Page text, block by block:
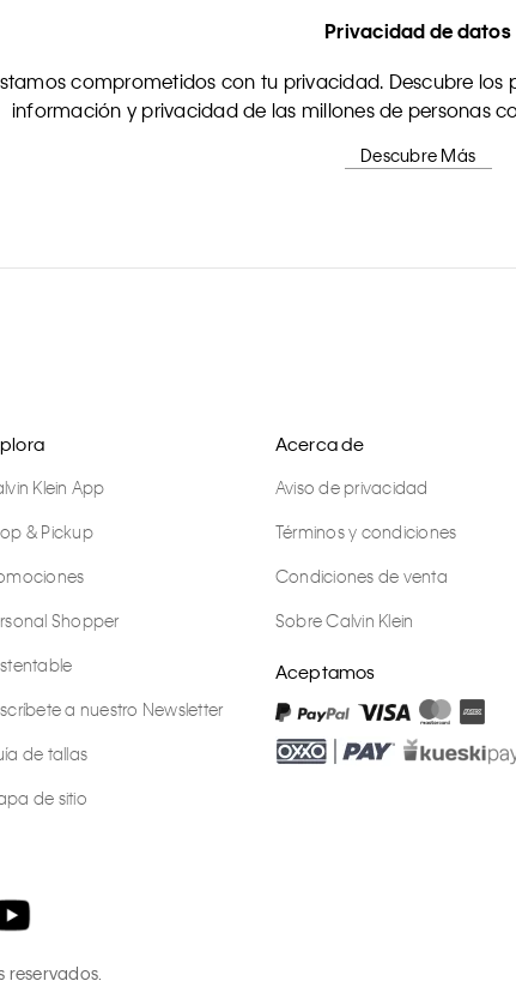
Privacidad de datos
comprometidos con tu privacidad. Descubre
información y privacidad de las millones de personas
Descubre Más
Klein App
& Pickup
Shopper
a nuestro Newsletter
de tallas
de sitio
Acerca de
Aviso de privacidad
Términos y condiciones
Condiciones de venta
Sobre Calvin Klein
Aceptamos
reservados.